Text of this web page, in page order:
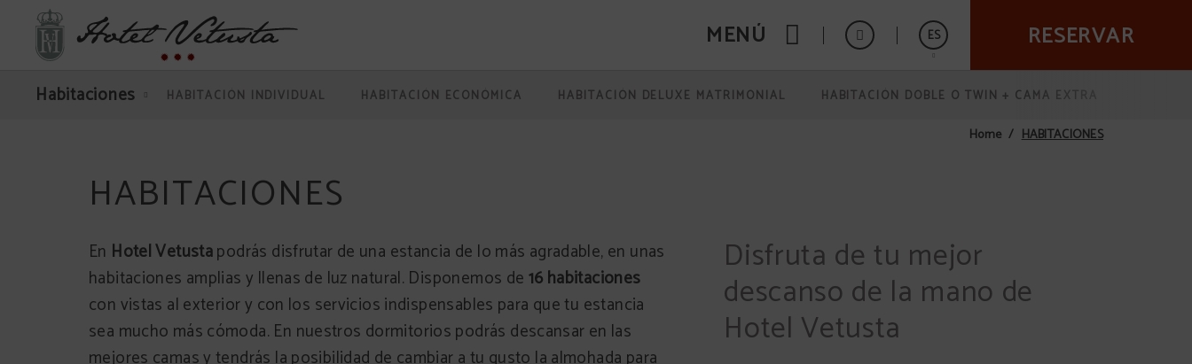
MENÚ ES
English
RESERVAR
Habitaciones HABITACIÓN INDIVIDUAL HABITACIÓN ECONÓMICA HABITACIÓN DELUXE MATRIMONIAL HABITACIÓN DOBLE O TWIN + CAMA EXTRA
Home HABITACIONES
HABITACIONES
En Hotel Vetustapodrás disfrutar de una estancia de lo más agradable, en unas
habitaciones amplias y llenas de luz natural. Disponemos de16 habitaciones
con vistas al exterior y con los servicios indispensables para que tu estancia
sea mucho más cómoda. En nuestros dormitorios podrás descansar en las
mejores camas y tendrás la posibilidad de cambiar a tu gusto la almohada para
Disfruta de tu mejor
descanso de la mano de
Hotel Vetusta